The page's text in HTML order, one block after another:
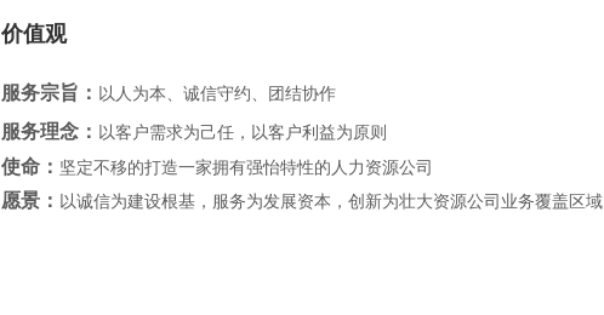
价值观
服务宗旨： 以人为本、诚信守约、团结协作
服务理念： 以客户需求为己任，以客户利益为原则
使命： 坚定不移的打造一家拥有强怡特性的人力资源公司
愿景： 以诚信为建设根基，服务为发展资本，创新为壮大资源公司业务覆盖区域